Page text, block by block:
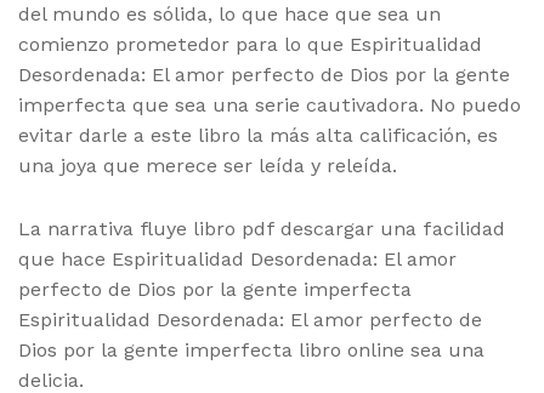
del mundo es sólida, lo que hace que sea un
comienzo prometedor para lo que Espiritualidad
Desordenada: El amor perfecto de Dios por la gente
imperfecta que sea una serie cautivadora. No puedo
evitar darle a este libro la más alta calificación, es
una joya que merece ser leída y releída.
La narrativa fluye libro pdf descargar una facilidad
que hace Espiritualidad Desordenada: El amor
perfecto de Dios por la gente imperfecta
Espiritualidad Desordenada: El amor perfecto de
Dios por la gente imperfecta libro online​ sea una
delicia.